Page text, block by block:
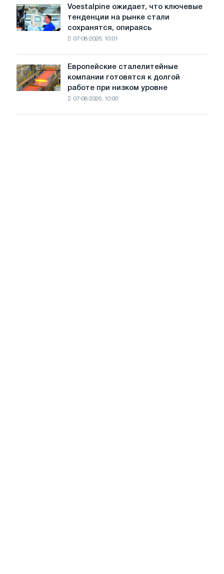
холоднокатаной
стали
стран
Voestalpine
ожидает,
что
рынке
стали
на
Voestalpine ожидает, что ключевые
тенденции на рынке стали
сохранятся, опираясь
07-08-2026, 10:01
Европейские
сталелитейные
компании
Европейские сталелитейные
компании готовятся к долгой
работе при низком уровне
07-08-2026, 10:00